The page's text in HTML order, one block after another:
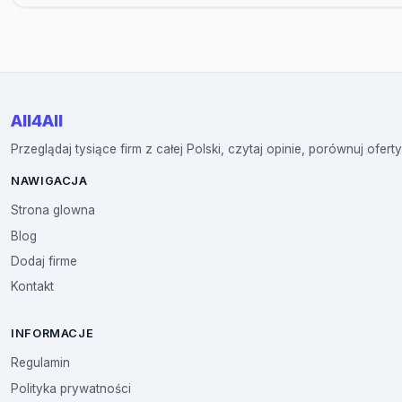
All4All
Przeglądaj tysiące firm z całej Polski, czytaj opinie, porównuj
NAWIGACJA
Strona glowna
Blog
Dodaj firme
Kontakt
INFORMACJE
Regulamin
Polityka prywatności